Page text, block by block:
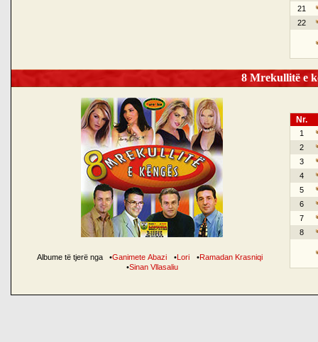
21
22
8 Mrekullitë e
Albume të tjerë nga •Ganimete Abazi •Lori •Ramadan Krasniqi
•Sinan Vllasaliu
Nr.
1
2
3
4
5
6
7
8